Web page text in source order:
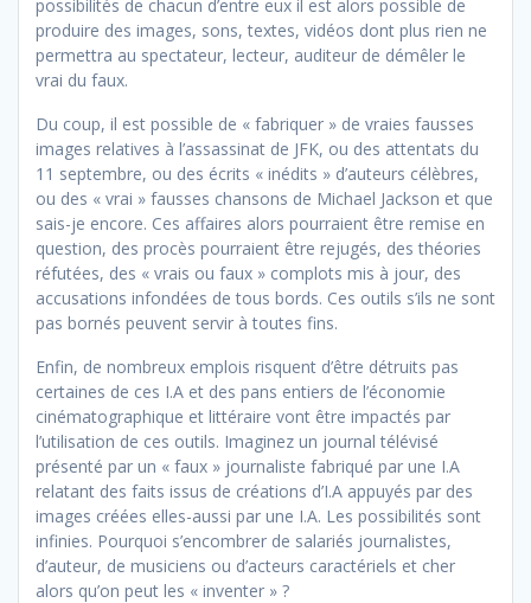
possibilités de chacun d’entre eux il est alors possible de
produire des images, sons, textes, vidéos dont plus rien ne
permettra au spectateur, lecteur, auditeur de démêler le
vrai du faux.
Du coup, il est possible de « fabriquer » de vraies fausses
images relatives à l’assassinat de JFK, ou des attentats du
11 septembre, ou des écrits « inédits » d’auteurs célèbres,
ou des « vrai » fausses chansons de Michael Jackson et que
sais-je encore. Ces affaires alors pourraient être remise en
question, des procès pourraient être rejugés, des théories
réfutées, des « vrais ou faux » complots mis à jour, des
accusations infondées de tous bords. Ces outils s’ils ne sont
pas bornés peuvent servir à toutes fins.
Enfin, de nombreux emplois risquent d’être détruits pas
certaines de ces I.A et des pans entiers de l’économie
cinématographique et littéraire vont être impactés par
l’utilisation de ces outils. Imaginez un journal télévisé
présenté par un « faux » journaliste fabriqué par une I.A
relatant des faits issus de créations d’I.A appuyés par des
images créées elles-aussi par une I.A. Les possibilités sont
infinies. Pourquoi s’encombrer de salariés journalistes,
d’auteur, de musiciens ou d’acteurs caractériels et cher
alors qu’on peut les « inventer » ?